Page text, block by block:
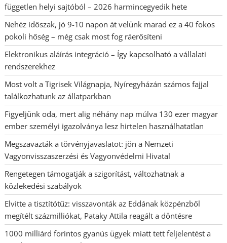
független helyi sajtóból – 2026 harmincegyedik hete
Nehéz időszak, jó 9-10 napon át velünk marad ez a 40 fokos
pokoli hőség – még csak most fog ráerősíteni
Elektronikus aláírás integráció – Így kapcsolható a vállalati
rendszerekhez
Most volt a Tigrisek Világnapja, Nyíregyházán számos fajjal
találkozhatunk az állatparkban
Figyeljünk oda, mert alig néhány nap múlva 130 ezer magyar
ember személyi igazolványa lesz hirtelen használhatatlan
Megszavazták a törvényjavaslatot: jön a Nemzeti
Vagyonvisszaszerzési és Vagyonvédelmi Hivatal
Rengetegen támogatják a szigorítást, változhatnak a
közlekedési szabályok
Elvitte a tisztítótűz: visszavonták az Eddának közpénzből
megítélt százmilliókat, Pataky Attila reagált a döntésre
1000 milliárd forintos gyanús ügyek miatt tett feljelentést a